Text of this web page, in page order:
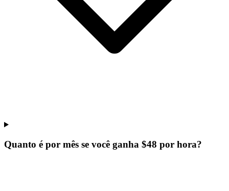
Quanto é por mês se você ganha $48 por hora?